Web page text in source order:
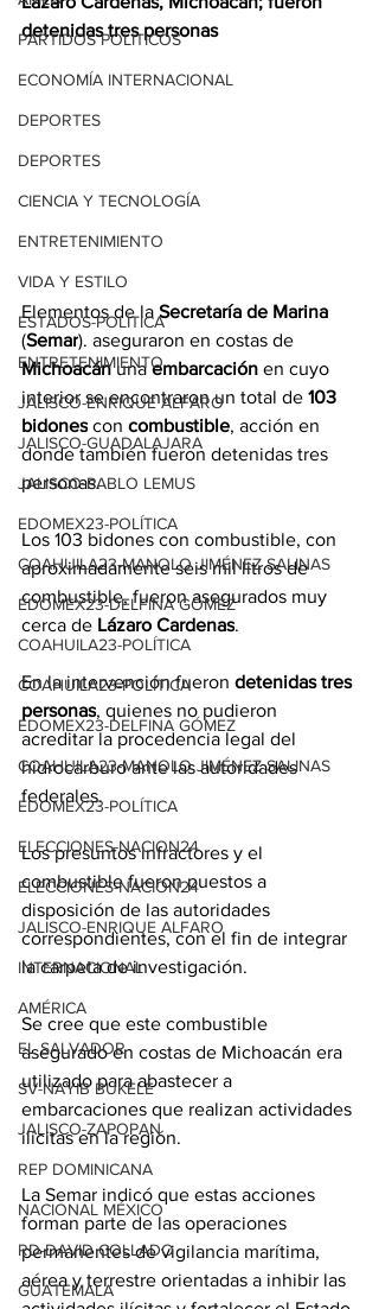
PARTIDOS POLÍTICOS
ECONOMÍA INTERNACIONAL
DEPORTES
DEPORTES
CIENCIA Y TECNOLOGÍA
ENTRETENIMIENTO
VIDA Y ESTILO
ESTADOS-POLÍTICA
ENTRETENIMIENTO
JALISCO-ENRIQUE ALFARO
JALISCO-GUADALAJARA
JALISCO-PABLO LEMUS
EDOMEX23-POLÍTICA
COAHUILA23-MANOLO JIMÉNEZ SALINAS
EDOMEX23-DELFINA GÓMEZ
COAHUILA23-POLÍTICA
COAHUILA23-POLÍTICA
EDOMEX23-DELFINA GÓMEZ
COAHUILA23-MANOLO JIMÉNEZ SALINAS
EDOMEX23-POLÍTICA
ELECCIONES-NACION24
ELECCIONES-NACION24
JALISCO-ENRIQUE ALFARO
INTERNACIONAL
AMÉRICA
EL SALVADOR
SV-NAYIB BUKELE
JALISCO-ZAPOPAN
REP DOMINICANA
NACIONAL MÉXICO
RD-DAVID COLLADO
GUATEMALA
detenidas tres personas
Elementos de la Secretaría de Marina
(Semar). aseguraron en costas de
Michoacán una embarcación en cuyo
interior se encontraron un total de 103
bidones con combustible, acción en
donde también fueron detenidas tres
personas.
Los 103 bidones con combustible, con
aproximadamente seis mil litros de
combustible, fueron asegurados muy
cerca de Lázaro Cardenas.
En la intervención fueron detenidas tres
personas, quienes no pudieron
acreditar la procedencia legal del
hidrocarburo ante las autoridades
federales.
Los presuntos infractores y el
combustible fueron puestos a
disposición de las autoridades
correspondientes, con el fin de integrar
la carpeta de investigación.
Se cree que este combustible
asegurado en costas de Michoacán era
utilizado para abastecer a
embarcaciones que realizan actividades
ilícitas en la región.
La Semar indicó que estas acciones
forman parte de las operaciones
permanentes de vigilancia marítima,
aérea y terrestre orientadas a inhibir las